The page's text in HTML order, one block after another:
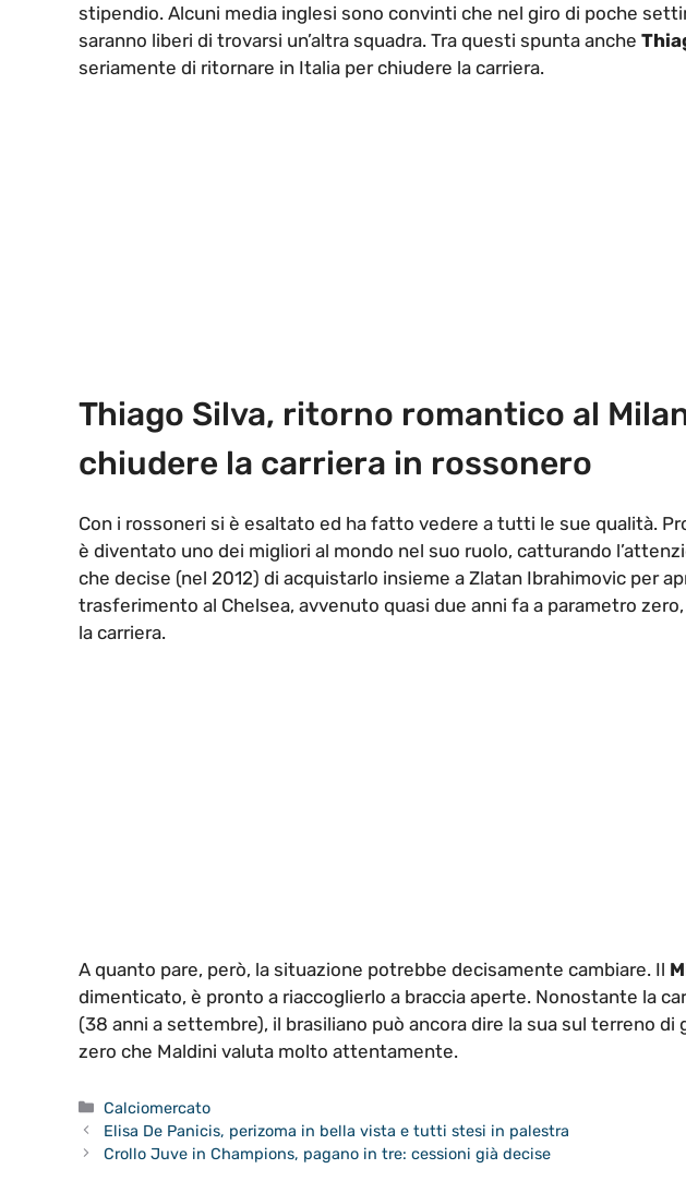
stipendio. Alcuni media inglesi sono convinti che nel giro di poche
saranno liberi di trovarsi un’altra squadra. Tra questi spunta anche
seriamente di ritornare in Italia per chiudere la carriera.
Thiago Silva, ritorno romantico al
chiudere la carriera in rossonero
Con i rossoneri si è esaltato ed ha fatto vedere a tutti le sue qualità.
è diventato uno dei migliori al mondo nel suo ruolo, catturando
che decise (nel 2012) di acquistarlo insieme a Zlatan Ibrahimovic per
trasferimento al Chelsea, avvenuto quasi due anni fa a parametro
la carriera.
A quanto pare, però, la situazione potrebbe decisamente cambiare. Il
dimenticato, è pronto a riaccoglierlo a braccia aperte. Nonostante la
(38 anni a settembre), il brasiliano può ancora dire la sua sul terreno di
zero che Maldini valuta molto attentamente.
Categorie
Calciomercato
Elisa De Panicis, perizoma in bella vista e tutti stesi in palestra
Crollo Juve in Champions, pagano in tre: cessioni già decise